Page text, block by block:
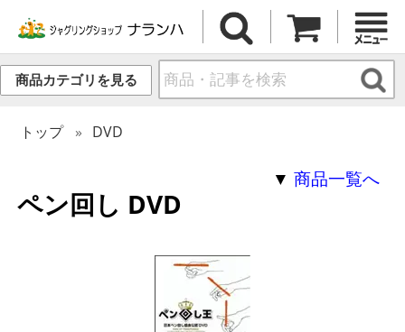
商品カテゴリを見る
トップ DVD
ペン回し DVD
▼商品一覧へ